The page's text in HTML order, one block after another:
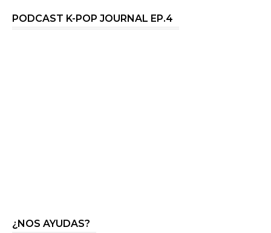
PODCAST K-POP JOURNAL EP.4
¿NOS AYUDAS?